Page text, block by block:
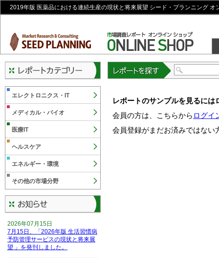
2019年版 医薬品における連続生産の現状と将来展望 シード・プランニング オ
レポートのサンプルを見るには
会員の方は、こちらから ログイ
会員登録がまだお済みではない
エレクトロニクス・IT
メディカル・バイオ
医療IT
ヘルスケア
エネルギー・環境
その他の市場分野
2026年07月15日
7月15日、「2026年版 生活習慣病
予防管理サービスの現状と将来展
望 」を発刊しました。